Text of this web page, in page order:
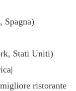
Spagna)
Stati Uniti)
ristorante